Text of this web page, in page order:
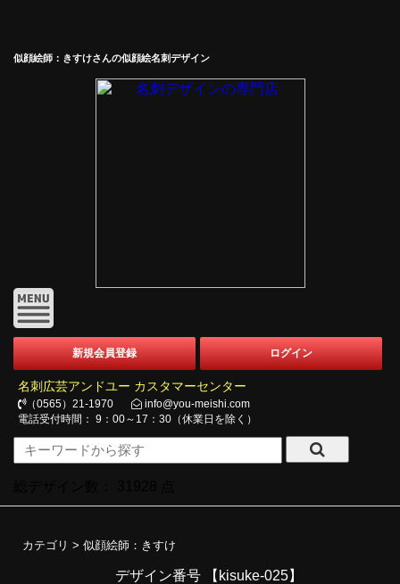
似顔絵師：きすけさんの似顔絵名刺デザイン
新規会員登録 ログイン
名刺広芸アンドユー カスタマーセンター
（0565）21-1970
info@you-meishi.com
電話受付時間： 9：00～17：30（休業日を除く）
カテゴリ > 似顔絵師：きすけ
デザイン番号 【kisuke-025】